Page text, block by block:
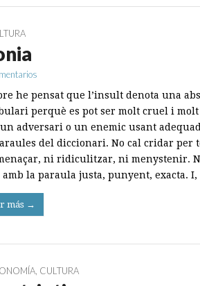
he pensat que l’insult denota una
perquè es pot ser molt cruel i
adversari o un enemic usant
del diccionari. No cal cridar per
ni ridiculitzar, ni menystenir.
la paraula justa, punyent, exacta. I,
más →
CULTURA